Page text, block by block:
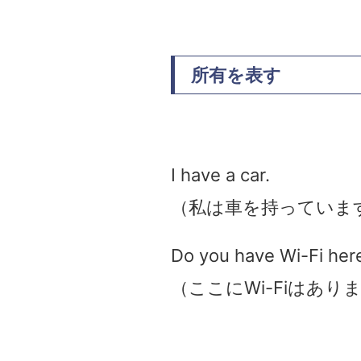
所有を表す
I have a car.
（私は車を持っていま
Do you have Wi-Fi
（ここにWi-Fiはあり